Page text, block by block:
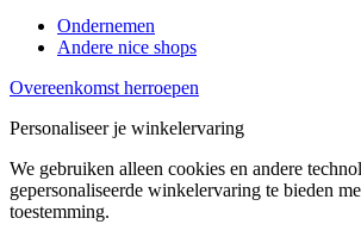
Ondernemen
Andere nice shops
Overeenkomst herroepen
Personaliseer je winkelervaring
We gebruiken alleen cookies en andere
gepersonaliseerde winkelervaring te bieden
toestemming.